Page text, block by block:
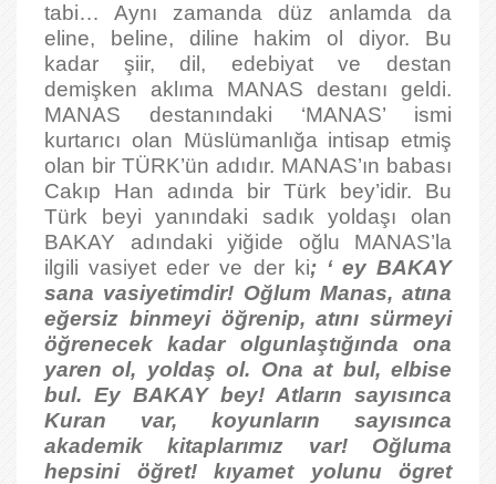
tabi… Aynı zamanda düz anlamda da
eline, beline, diline hakim ol diyor. Bu
kadar şiir, dil, edebiyat ve destan
demişken aklıma MANAS destanı geldi.
MANAS destanındaki ‘MANAS’ ismi
kurtarıcı olan Müslümanlığa intisap etmiş
olan bir TÜRK’ün adıdır. MANAS’ın babası
Cakıp Han adında bir Türk bey’idir. Bu
Türk beyi yanındaki sadık yoldaşı olan
BAKAY adındaki yiğide oğlu MANAS’la
ilgili vasiyet eder ve der ki; ‘ ey BAKAY
sana vasiyetimdir! Oğlum Manas, atına
eğersiz binmeyi öğrenip, atını sürmeyi
öğrenecek kadar olgunlaştığında ona
yaren ol, yoldaş ol. Ona at bul, elbise
bul. Ey BAKAY bey! Atların sayısınca
Kuran var, koyunların sayısınca
akademik kitaplarımız var! Oğluma
hepsini öğret! kıyamet yolunu ögret